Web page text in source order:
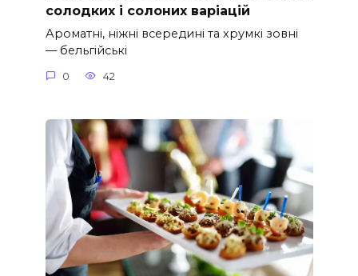
солодких і солоних варіацій
Ароматні, ніжні всередині та хрумкі зовні
— бельгійські
0 42